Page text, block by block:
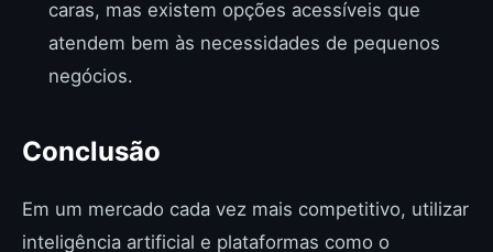
caras, mas existem opções acessíveis que
atendem bem às necessidades de pequenos
negócios.
Conclusão
Em um mercado cada vez mais competitivo, utilizar
inteligência artificial e plataformas como o